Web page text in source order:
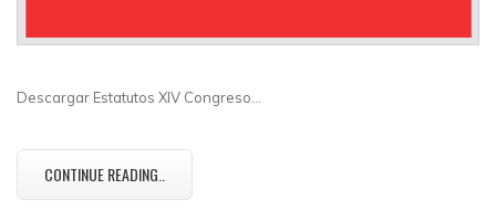
Descargar Estatutos XIV Congreso…
CONTINUE READING..